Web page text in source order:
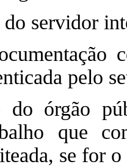
servidor
pelo
órgão
que
se for o